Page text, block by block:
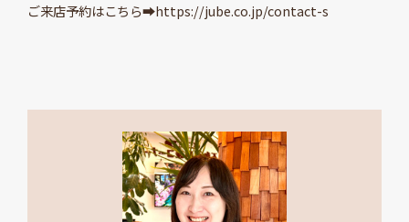
ご来店予約はこちら➡https://jube.co.jp/contact-s